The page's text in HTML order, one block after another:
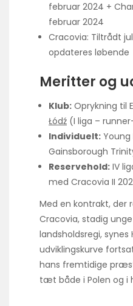
februar 2024 +
februar 2024
Cracovia: Tiltrådt
opdateres løbende
Meritter og
Klub: Oprykning til
Łódź (I liga –
Individuelt: Young
Gainsborough
Reservehold: IV
med Cracovia II
Med en kontrakt, der
Cracovia, stadig
landsholdsregi, synes
udviklingskurve
hans fremtidige
tæt både i Polen og i